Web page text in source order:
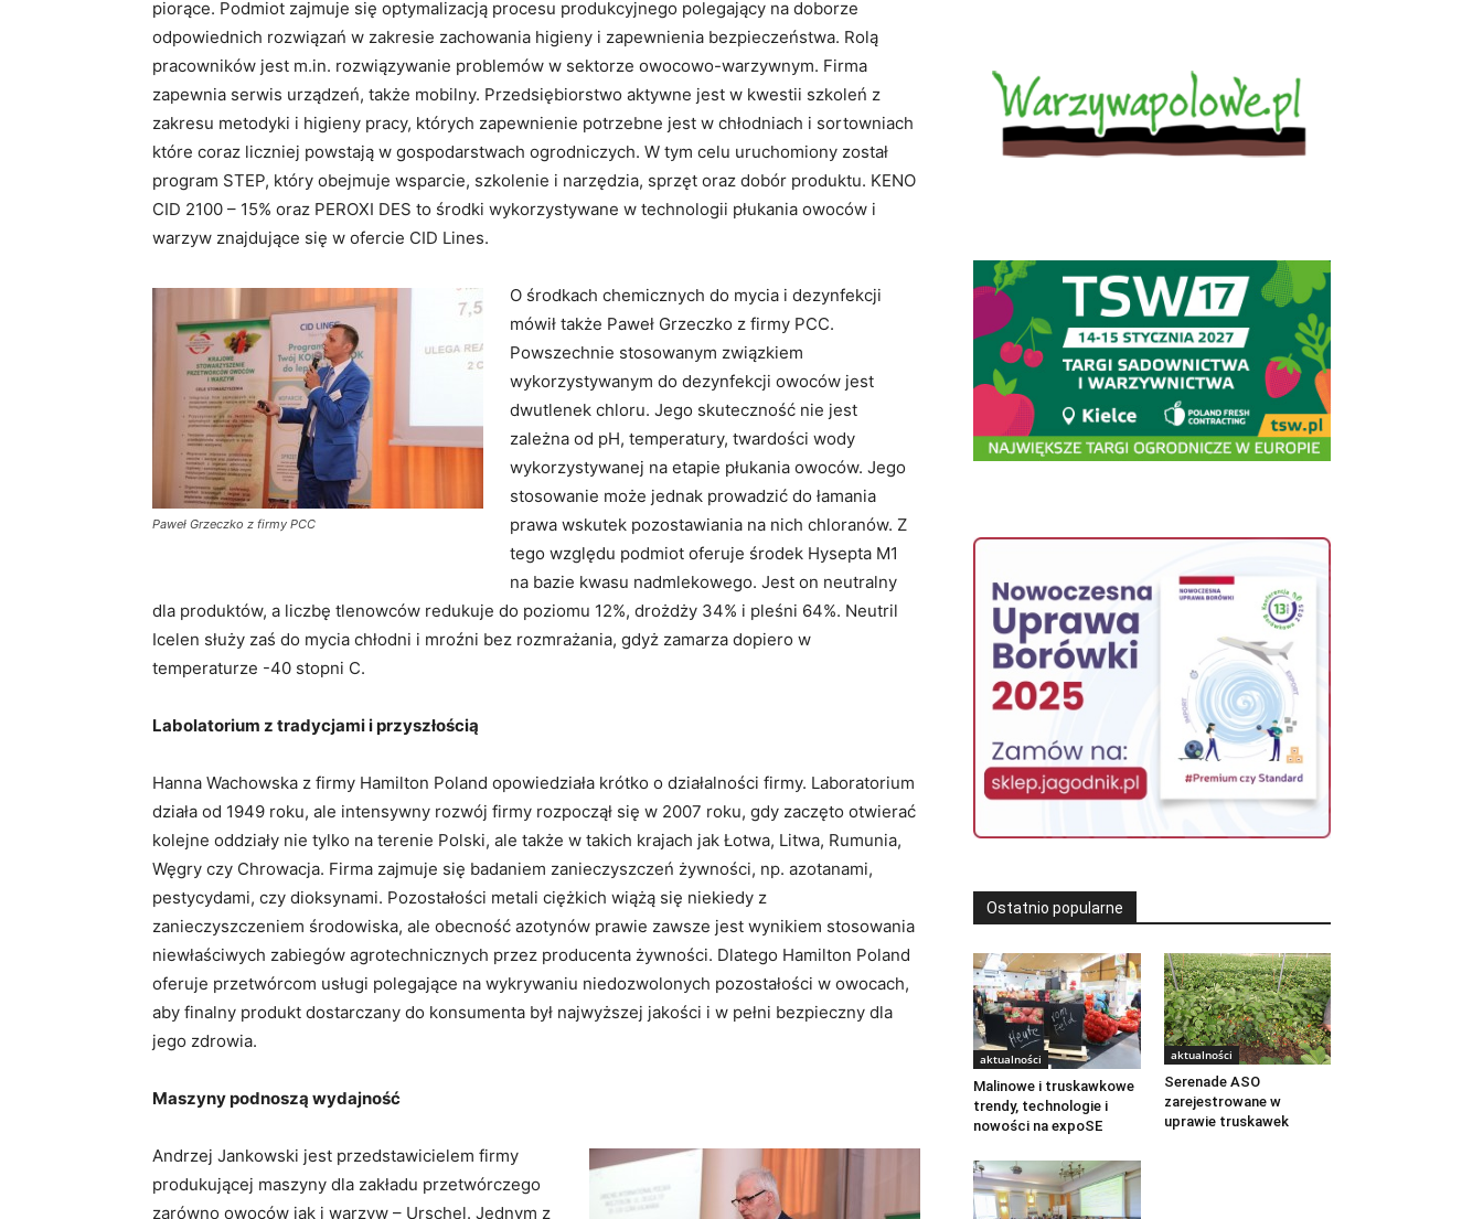
piorące. Podmiot zajmuje się optymalizacją procesu produkcyjnego polegający na doborze
odpowiednich rozwiązań w zakresie zachowania higieny i zapewnienia bezpieczeństwa. Rolą
pracowników jest m.in. rozwiązywanie problemów w sektorze owocowo-warzywnym. Firma
zapewnia serwis urządzeń, także mobilny. Przedsiębiorstwo aktywne jest w kwestii szkoleń z
zakresu metodyki i higieny pracy, których zapewnienie potrzebne jest w chłodniach i sortowniach
które coraz liczniej powstają w gospodarstwach ogrodniczych. W tym celu uruchomiony został
program STEP, który obejmuje wsparcie, szkolenie i narzędzia, sprzęt oraz dobór produktu. KENO
CID 2100 – 15% oraz PEROXI DES to środki wykorzystywane w technologii płukania owoców i
warzyw znajdujące się w ofercie CID Lines.
Paweł Grzeczko z firmy PCC
O środkach chemicznych do mycia i dezynfekcji
mówił także Paweł Grzeczko z firmy PCC.
Powszechnie stosowanym związkiem
wykorzystywanym do dezynfekcji owoców jest
dwutlenek chloru. Jego skuteczność nie jest
zależna od pH, temperatury, twardości wody
wykorzystywanej na etapie płukania owoców. Jego
stosowanie może jednak prowadzić do łamania
prawa wskutek pozostawiania na nich chloranów. Z
tego względu podmiot oferuje środek Hysepta M1
na bazie kwasu nadmlekowego. Jest on neutralny
dla produktów, a liczbę tlenowców redukuje do poziomu 12%, drożdży 34% i pleśni 64%. Neutril
Icelen służy zaś do mycia chłodni i mroźni bez rozmrażania, gdyż zamarza dopiero w
temperaturze -40 stopni C.
Labolatorium z tradycjami i przyszłością
Hanna Wachowska z firmy Hamilton Poland opowiedziała krótko o działalności firmy. Laboratorium
działa od 1949 roku, ale intensywny rozwój firmy rozpoczął się w 2007 roku, gdy zaczęto otwierać
kolejne oddziały nie tylko na terenie Polski, ale także w takich krajach jak Łotwa, Litwa, Rumunia,
Węgry czy Chrowacja. Firma zajmuje się badaniem zanieczyszczeń żywności, np. azotanami,
pestycydami, czy dioksynami. Pozostałości metali ciężkich wiążą się niekiedy z
zanieczyszczeniem środowiska, ale obecność azotynów prawie zawsze jest wynikiem stosowania
niewłaściwych zabiegów agrotechnicznych przez producenta żywności. Dlatego Hamilton Poland
oferuje przetwórcom usługi polegające na wykrywaniu niedozwolonych pozostałości w owocach,
aby finalny produkt dostarczany do konsumenta był najwyższej jakości i w pełni bezpieczny dla
jego zdrowia.
Maszyny podnoszą wydajność
Andrzej Jankowski jest przedstawicielem firmy
produkującej maszyny dla zakładu przetwórczego
zarówno owoców jak i warzyw – Urschel. Jednym z
Ostatnio popularne
aktualności
Malinowe i truskawkowe
trendy, technologie i
nowości na expoSE
aktualności
Serenade ASO
zarejestrowane w
uprawie truskawek